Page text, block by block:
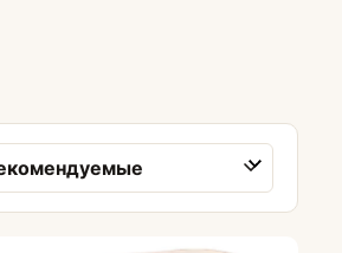
навесные
напольные
товаров